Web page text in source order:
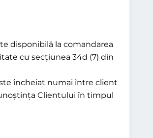
disponibilă la comandarea
cu secțiunea 34d (7) din
încheiat numai între client
Clientului în timpul